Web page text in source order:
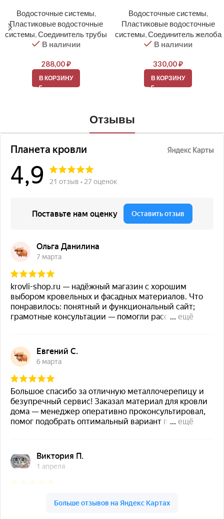
Водосточные системы,
Пластиковые водосточные
системы,Соединитель трубы
В наличии
288,00₽
В КОРЗИНУ
Водосточные системы,
Пластиковые водосточные
системы,Соединитель желоба
В наличии
330,00₽
В КОРЗИНУ
Отзывы